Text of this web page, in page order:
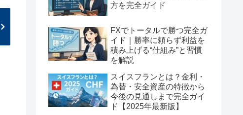
方を完全ガイド
FXでトータルで勝つ完全ガ
イド｜勝率に頼らず利益を
積み上げる“仕組み”と習慣
を解説
スイスフランとは？金利・
為替・安全資産の特徴から
今後の見通しまで完全ガイ
ド【2025年最新版】